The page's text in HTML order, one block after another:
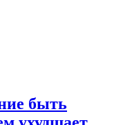
быть